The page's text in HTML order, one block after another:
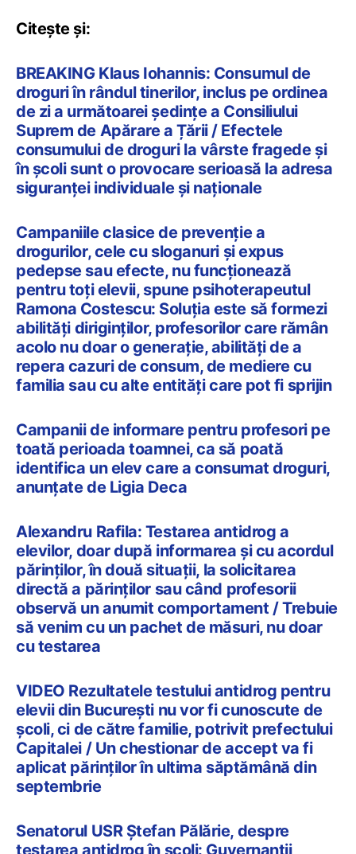
Citește și:
BREAKING Klaus Iohannis: Consumul de
droguri în rândul tinerilor, inclus pe ordinea
de zi a următoarei ședințe a Consiliului
Suprem de Apărare a Țării / Efectele
consumului de droguri la vârste fragede și
în școli sunt o provocare serioasă la adresa
siguranței individuale și naționale
Campaniile clasice de prevenție a
drogurilor, cele cu sloganuri și expus
pedepse sau efecte, nu funcționează
pentru toți elevii, spune psihoterapeutul
Ramona Costescu: Soluția este să formezi
abilități diriginților, profesorilor care rămân
acolo nu doar o generație, abilități de a
repera cazuri de consum, de mediere cu
familia sau cu alte entități care pot fi sprijin
Campanii de informare pentru profesori pe
toată perioada toamnei, ca să poată
identifica un elev care a consumat droguri,
anunțate de Ligia Deca
Alexandru Rafila: Testarea antidrog a
elevilor, doar după informarea şi cu acordul
părinţilor, în două situaţii, la solicitarea
directă a părinţilor sau când profesorii
observă un anumit comportament / Trebuie
să venim cu un pachet de măsuri, nu doar
cu testarea
VIDEO Rezultatele testului antidrog pentru
elevii din București nu vor fi cunoscute de
școli, ci de către familie, potrivit prefectului
Capitalei / Un chestionar de accept va fi
aplicat părinților în ultima săptămână din
septembrie
Senatorul USR Ștefan Pălărie, despre
testarea antidrog în școli: Guvernanții